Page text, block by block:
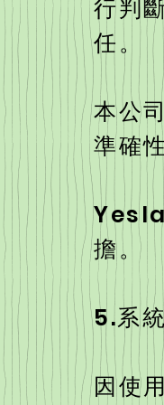
行判
任。
本公
準確
擔。
5.系
因使